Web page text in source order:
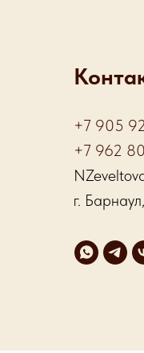
+7 905
+7 962
г.